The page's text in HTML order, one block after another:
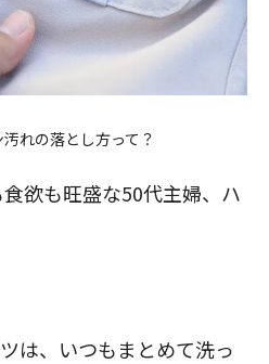
れの落とし方って？
欲も旺盛な50代主婦、ハ
は、いつもまとめて洗っ